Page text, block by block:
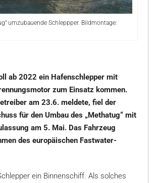
umzubauende Schleppper. Bildmontage:
ab 2022 ein Hafenschlepper mit
zum Einsatz kommen.
am 23.6. meldete, fiel der
für den Umbau des „Methatug“ mit
am 5. Mai. Das Fahrzeug
des europäischen Fastwater-
ein Binnenschiff. Als solches